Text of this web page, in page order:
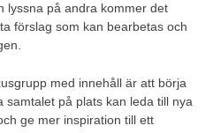
lyssna på andra kommer det
förslag som kan bearbetas och
med innehåll är att börja
samtalet på plats kan leda till nya
ge mer inspiration till ett